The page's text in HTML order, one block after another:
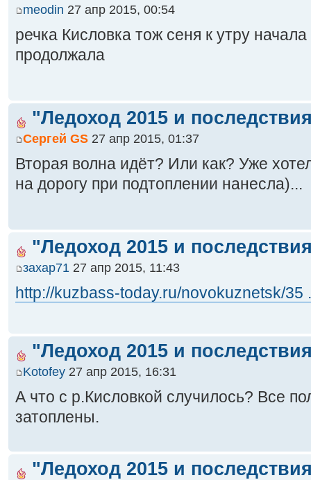
meodin 27 апр 2015, 00:54
речка Кисловка тож сеня к утру
продолжала
"Ледоход 2015 и
Сергей GS 27 апр 2015, 01:37
Вторая волна идёт? Или как? Уже
на дорогу при подтоплении нанесла)...
"Ледоход 2015 и
захар71 27 апр 2015, 11:43
http://kuzbass-today.ru/novokuznetsk/35
"Ледоход 2015 и
Kotofey 27 апр 2015, 16:31
А что с р.Кисловкой случилось? Все
затоплены.
"Ледоход 2015 и